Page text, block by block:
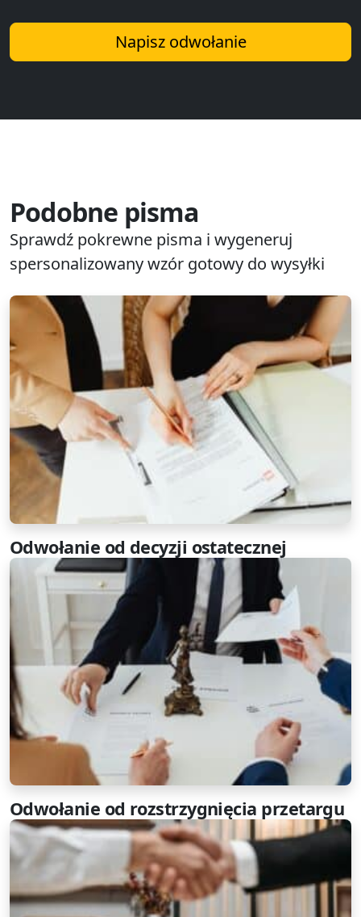
Napisz odwołanie
Podobne pisma
Sprawdź pokrewne pisma i wygeneruj
spersonalizowany wzór gotowy do wysyłki
Odwołanie od decyzji ostatecznej
Odwołanie od rozstrzygnięcia przetargu